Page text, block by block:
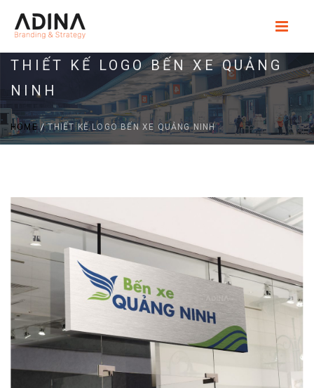
THIẾT KẾ LOGO BẾN XE QUẢNG
NINH
HOME/THIẾT KẾ LOGO BẾN XE QUẢNG NINH